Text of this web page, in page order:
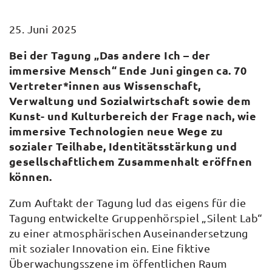
25. Juni 2025
Bei der Tagung „Das andere Ich – der
immersive Mensch“ Ende Juni gingen ca. 70
Vertreter*innen aus Wissenschaft,
Verwaltung und Sozialwirtschaft sowie dem
Kunst- und Kulturbereich der Frage nach, wie
immersive Technologien neue Wege zu
sozialer Teilhabe, Identitätsstärkung und
gesellschaftlichem Zusammenhalt eröffnen
können.
Zum Auftakt der Tagung lud das eigens für die
Tagung entwickelte Gruppenhörspiel „Silent Lab“
zu einer atmosphärischen Auseinandersetzung
mit sozialer Innovation ein. Eine fiktive
Überwachungsszene im öffentlichen Raum